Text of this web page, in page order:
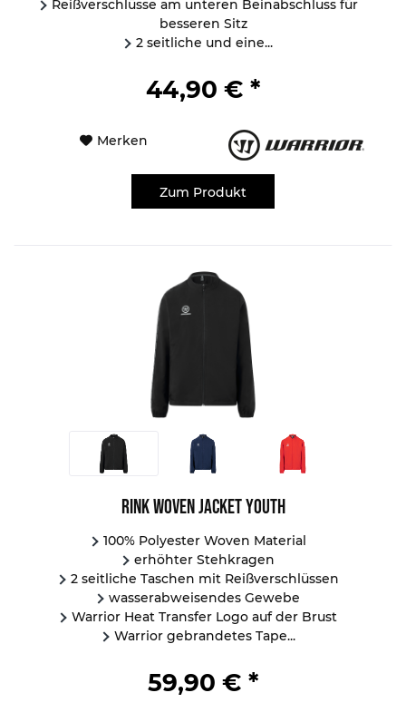
Reißverschlüsse am unteren Beinabschluss für
besseren Sitz
2 seitliche und eine...
44,90 € *
Merken
Zum Produkt
Rink Woven Jacket Youth
100% Polyester Woven Material
erhöhter Stehkragen
2 seitliche Taschen mit Reißverschlüssen
wasserabweisendes Gewebe
Warrior Heat Transfer Logo auf der Brust
Warrior gebrandetes Tape...
59,90 € *